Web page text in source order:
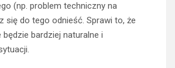
(np. problem techniczny na
się do tego odnieść. Sprawi to, że
bardziej naturalne i